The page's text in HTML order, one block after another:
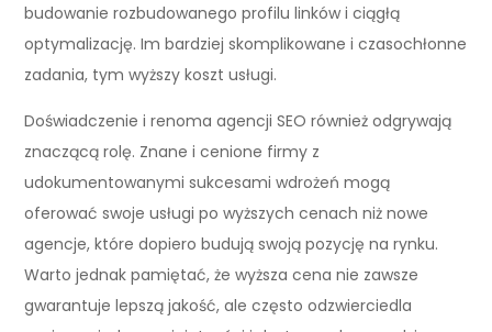
budowanie rozbudowanego profilu linków i ciągłą
optymalizację. Im bardziej skomplikowane i czasochłonne
zadania, tym wyższy koszt usługi.
Doświadczenie i renoma agencji SEO również odgrywają
znaczącą rolę. Znane i cenione firmy z
udokumentowanymi sukcesami wdrożeń mogą
oferować swoje usługi po wyższych cenach niż nowe
agencje, które dopiero budują swoją pozycję na rynku.
Warto jednak pamiętać, że wyższa cena nie zawsze
gwarantuje lepszą jakość, ale często odzwierciedla